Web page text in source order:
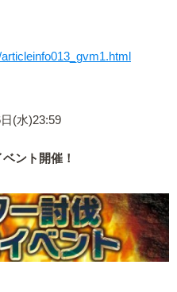
(水)23:59
ント開催！